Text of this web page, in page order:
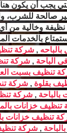
يجب أن يكون
وغير صالحة
وخالية من
بالخدمات
, شركة
الباحة , شركة
تنظيف بسبت
بقلوة , شركة
, شركة
خزانات
تنظيف خزانات
, شركة